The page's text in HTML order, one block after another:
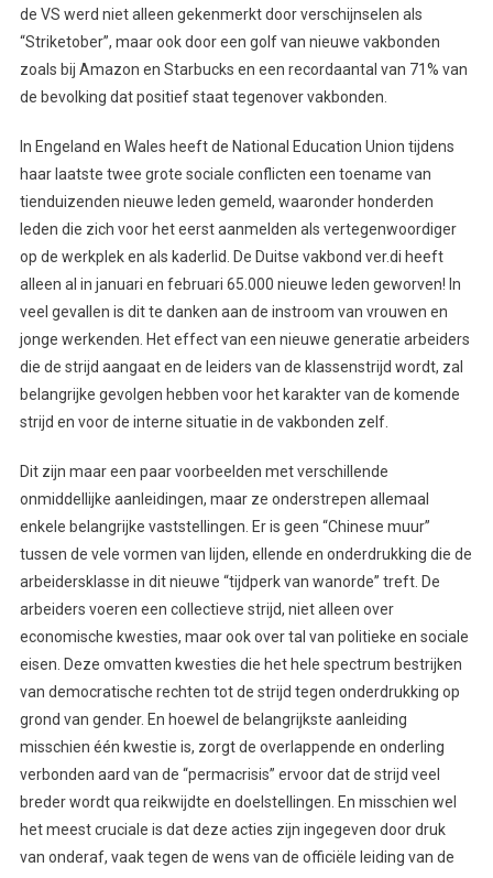
de VS werd niet alleen gekenmerkt door verschijnselen als
“Striketober”, maar ook door een golf van nieuwe vakbonden
zoals bij Amazon en Starbucks en een recordaantal van 71% van
de bevolking dat positief staat tegenover vakbonden.
In Engeland en Wales heeft de National Education Union tijdens
haar laatste twee grote sociale conflicten een toename van
tienduizenden nieuwe leden gemeld, waaronder honderden
leden die zich voor het eerst aanmelden als vertegenwoordiger
op de werkplek en als kaderlid. De Duitse vakbond ver.di heeft
alleen al in januari en februari 65.000 nieuwe leden geworven! In
veel gevallen is dit te danken aan de instroom van vrouwen en
jonge werkenden. Het effect van een nieuwe generatie arbeiders
die de strijd aangaat en de leiders van de klassenstrijd wordt, zal
belangrijke gevolgen hebben voor het karakter van de komende
strijd en voor de interne situatie in de vakbonden zelf.
Dit zijn maar een paar voorbeelden met verschillende
onmiddellijke aanleidingen, maar ze onderstrepen allemaal
enkele belangrijke vaststellingen. Er is geen “Chinese muur”
tussen de vele vormen van lijden, ellende en onderdrukking die de
arbeidersklasse in dit nieuwe “tijdperk van wanorde” treft. De
arbeiders voeren een collectieve strijd, niet alleen over
economische kwesties, maar ook over tal van politieke en sociale
eisen. Deze omvatten kwesties die het hele spectrum bestrijken
van democratische rechten tot de strijd tegen onderdrukking op
grond van gender. En hoewel de belangrijkste aanleiding
misschien één kwestie is, zorgt de overlappende en onderling
verbonden aard van de “permacrisis” ervoor dat de strijd veel
breder wordt qua reikwijdte en doelstellingen. En misschien wel
het meest cruciale is dat deze acties zijn ingegeven door druk
van onderaf, vaak tegen de wens van de officiële leiding van de